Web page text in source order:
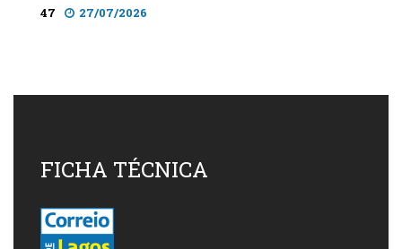
47 27/07/2026
FICHA TÉCNICA